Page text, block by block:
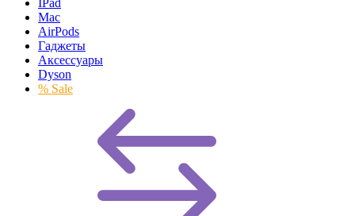
IPad
Mac
AirPods
Гаджеты
Аксессуары
Dyson
% Sale